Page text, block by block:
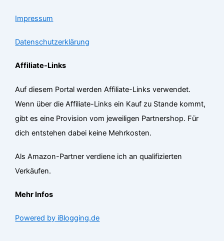
Impressum
Datenschutzerklärung
Affiliate-Links
Auf diesem Portal werden Affiliate-Links verwendet.
Wenn über die Affiliate-Links ein Kauf zu Stande kommt,
gibt es eine Provision vom jeweiligen Partnershop. Für
dich entstehen dabei keine Mehrkosten.
Als Amazon-Partner verdiene ich an qualifizierten
Verkäufen.
Mehr Infos
Powered by iBlogging.de